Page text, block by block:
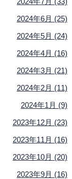
2024年6月 (25)
2024年5月 (24)
2024年4月 (16)
2024年3月 (21)
2024年2月 (11)
2024年1月 (9)
2023年12月 (23)
2023年11月 (16)
2023年10月 (20)
2023年9月 (16)